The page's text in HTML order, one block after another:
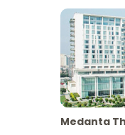
Medanta